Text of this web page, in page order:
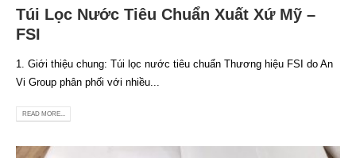
Túi Lọc Nước Tiêu Chuẩn Xuất Xứ Mỹ –
FSI
1. Giới thiệu chung: Túi lọc nước tiêu chuẩn Thương hiệu FSI do An
Vi Group phân phối với nhiều...
READ MORE...